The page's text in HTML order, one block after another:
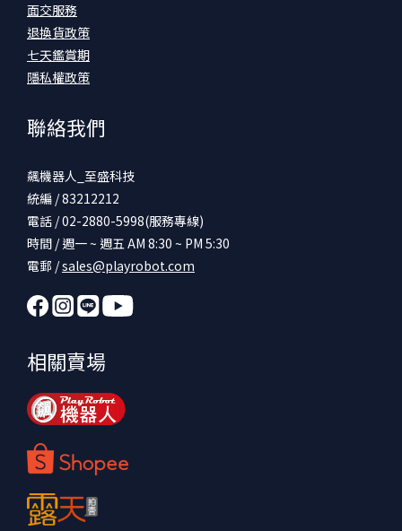
面交服務
退換貨政策
七天鑑賞期
隱私權政策
聯絡我們
飆機器人_至盛科技
統編 / 83212212
電話 / 02-2880-5998(服務專線)
時間 / 週一 ~ 週五 AM 8:30 ~ PM 5:30
電郵 /sales@playrobot.com
相關賣場